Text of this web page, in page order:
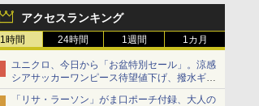
アクセスランキング
1時間 24時間 1週間 1カ月
ユニクロ、今日から「お盆特別セール」。涼感
シアサッカーワンピース待望値下げ、撥水ギア
ショーツは1990円に
「リサ・ラーソン」がま口ポーチ付録、大人の